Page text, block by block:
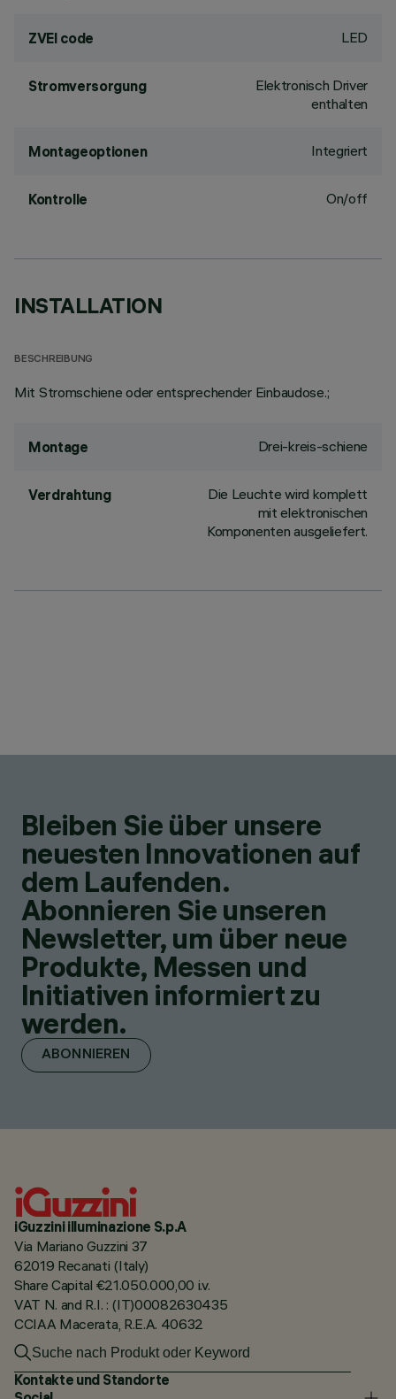
ZVEI code LED
Stromversorgung
Elektronisch Driver
enthalten
Montageoptionen Integriert
Kontrolle On/off
INSTALLATION
BESCHREIBUNG
Mit Stromschiene oder entsprechender Einbaudose.;
Montage Drei-kreis-schiene
Verdrahtung
Die Leuchte wird komplett
mit elektronischen
Komponenten ausgeliefert.
Bleiben Sie über unsere
neuesten Innovationen auf
dem Laufenden.
Abonnieren Sie unseren
Newsletter, um über neue
Produkte, Messen und
Initiativen informiert zu
werden.
ABONNIEREN
iGuzzini illuminazione S.p.A
Via Mariano Guzzini 37
62019 Recanati (Italy)
Share Capital €21.050.000,00 i.v.
VAT N. and R.I. : (IT)00082630435
CCIAA Macerata, R.E.A. 40632
Kontakte und Standorte